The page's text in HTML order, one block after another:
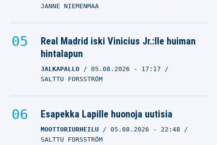
JANNE NIEMENMAA
Real Madrid iski Vinicius Jr.:lle huiman
hintalapun
JALKAPALLO 05.08.2026 - 17:17
SALTTU FORSSTRÖM
Esapekka Lapille huonoja uutisia
MOOTTORIURHEILU 05.08.2026 - 22:48
SALTTU FORSSTRÖM